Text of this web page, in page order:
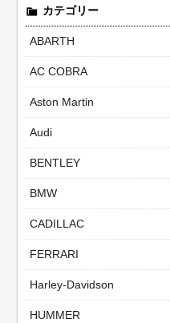
カテゴリー
ABARTH
AC COBRA
Aston Martin
Audi
BENTLEY
BMW
CADILLAC
FERRARI
Harley-Davidson
HUMMER